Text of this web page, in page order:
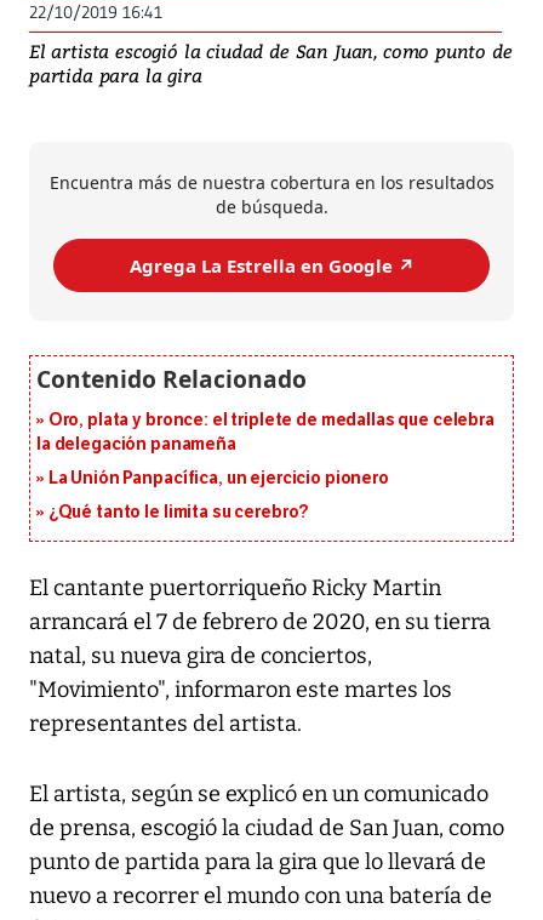
22/10/2019 16:41
El artista escogió la ciudad de San Juan, como punto de
partida para la gira
Encuentra más de nuestra cobertura en los resultados
de búsqueda.
Agrega La Estrella en Google ↗️
Oro, plata y bronce: el triplete de medallas que celebra
la delegación panameña
La Unión Panpacífica, un ejercicio pionero
¿Qué tanto le limita su cerebro?
El cantante puertorriqueño Ricky Martin
arrancará el 7 de febrero de 2020, en su tierra
natal, su nueva gira de conciertos,
"Movimiento", informaron este martes los
representantes del artista.
El artista, según se explicó en un comunicado
de prensa, escogió la ciudad de San Juan, como
punto de partida para la gira que lo llevará de
nuevo a recorrer el mundo con una batería de